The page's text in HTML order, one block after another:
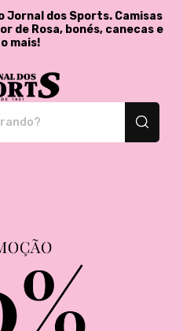
Jornal dos Sports. Camisas
de Rosa, bonés, canecas e
mais!